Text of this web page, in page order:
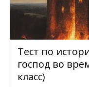
Тест по
господ во
класс)